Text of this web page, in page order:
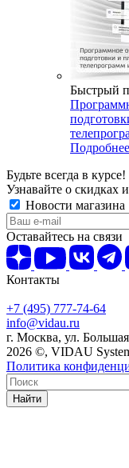
Быстрый
Подробнее
Будьте всегда в курсе!
Узнавайте о скидках
Новости магазина
Оставайтесь на связи
Контакты
+7 (495) 777-74-64
info@vidau.ru
г. Москва, ул.
2026 ©, VIDAU
Политика
Найти